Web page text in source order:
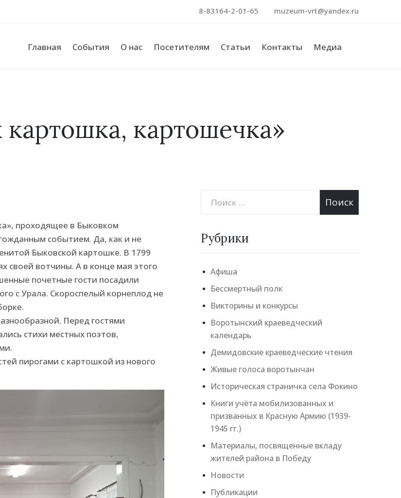
8-83164-2-01-65 muzeum-vrt@yandex.ru
Главная События О нас Посетителям Статьи Контакты Медиа
картошка, картошечка»
проходящее в Быковком
событием. Да, как и не
Быковской картошке. В 1799
своей вотчины. А в конце мая этого
почетные гости посадили
с Урала. Скороспелый корнеплод не
Перед гостями
стихи местных поэтов,
пирогами с картошкой из нового
Рубрики
Афиша
Бессмертный полк
Викторины и конкурсы
Воротынский краеведческий
календарь
Демидовские краеведческие чтения
Живые голоса воротынчан
Историческая страничка села Фокино
Книги учёта мобилизованных и
призванных в Красную Армию (1939-
1945 гг.)
Материалы, посвященные вкладу
жителей района в Победу
Новости
Публикации